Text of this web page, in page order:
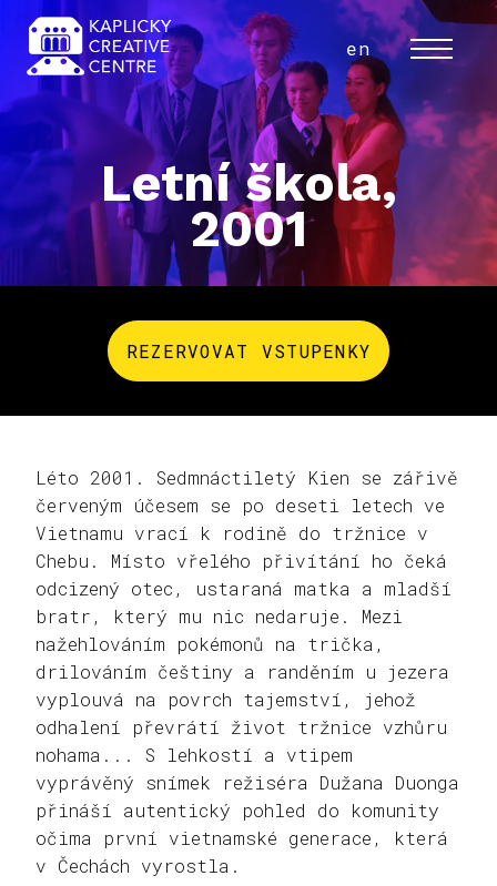
MENU
cs
en
Letní škola,
2001
REZERVOVAT VSTUPENKY
Léto 2001. Sedmnáctiletý Kien se zářivě
červeným účesem se po deseti letech ve
Vietnamu vrací k rodině do tržnice v
Chebu. Místo vřelého přivítání ho čeká
odcizený otec, ustaraná matka a mladší
bratr, který mu nic nedaruje. Mezi
nažehlováním pokémonů na trička,
drilováním češtiny a randěním u jezera
vyplouvá na povrch tajemství, jehož
odhalení převrátí život tržnice vzhůru
nohama... S lehkostí a vtipem
vyprávěný snímek režiséra Dužana Duonga
přináší autentický pohled do komunity
očima první vietnamské generace, která
v Čechách vyrostla.